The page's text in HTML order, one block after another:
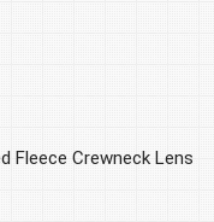
Fleece Crewneck Lens